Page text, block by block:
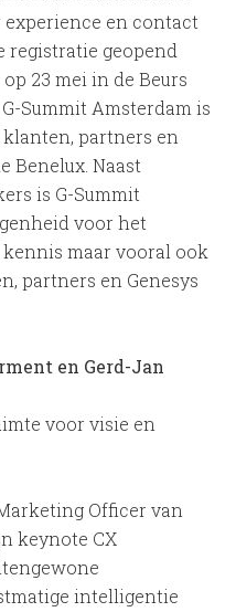
en contact
registratie geopend
23 mei in de Beurs
Summit Amsterdam is
partners en
Benelux. Naast
is G-Summit
voor het
maar vooral ook
partners en Genesys
en Gerd-Jan
voor visie en
Officer van
keynote CX
intelligentie